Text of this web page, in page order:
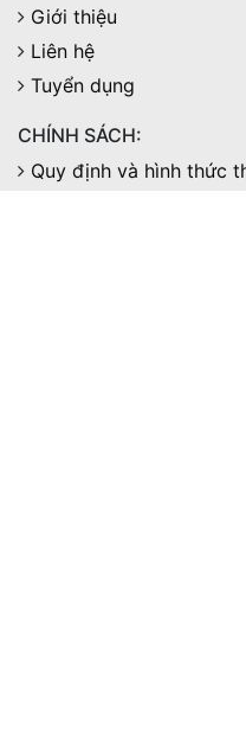
Giới thiệu
Liên hệ
Tuyển dụng
CHÍNH SÁCH:
Quy định và hình thức